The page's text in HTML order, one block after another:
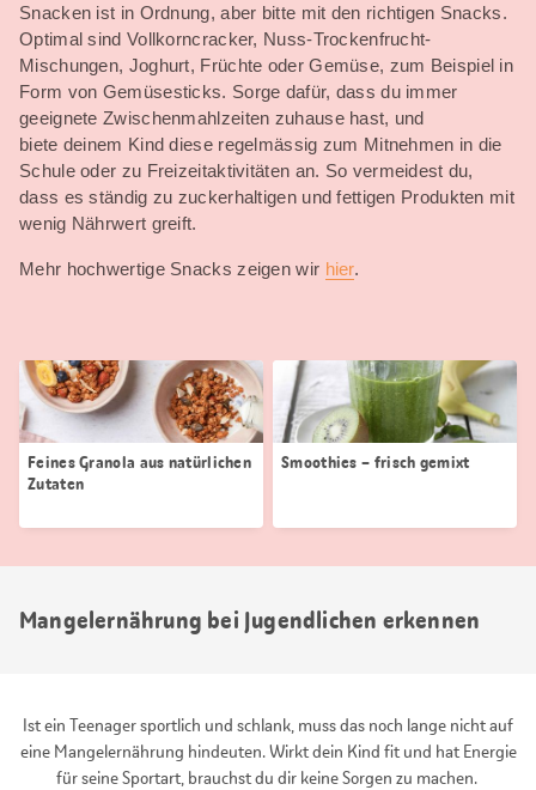
Snacken ist in Ordnung, aber bitte mit den richtigen Snacks.
Optimal sind Vollkorncracker, Nuss-Trockenfrucht-
Mischungen, Joghurt, Früchte oder Gemüse, zum Beispiel in
Form von Gemüsesticks. Sorge dafür, dass du immer
geeignete Zwischenmahlzeiten zuhause hast, und
biete deinem Kind diese regelmässig zum Mitnehmen in die
Schule oder zu Freizeitaktivitäten an. So vermeidest du,
dass es ständig zu zuckerhaltigen und fettigen Produkten mit
wenig Nährwert greift.
Mehr hochwertige Snacks zeigen wir hier.
Feines Granola aus natürlichen
Zutaten
Smoothies – frisch gemixt
Mangelernährung bei Jugendlichen erkennen
Ist ein Teenager sportlich und schlank, muss das noch lange nicht auf
eine Mangelernährung hindeuten. Wirkt dein Kind fit und hat Energie
für seine Sportart, brauchst du dir keine Sorgen zu machen.